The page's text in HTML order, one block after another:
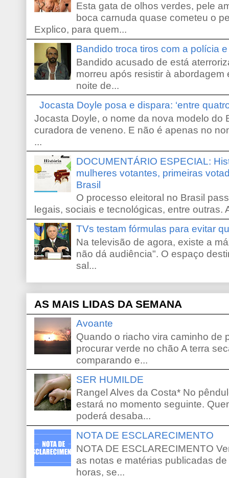
Esta gata de olhos verdes, pele
boca carnuda quase cometeu o
Explico, para quem...
Bandido troca tiros com a polícia
Bandido acusado de está
morreu após resistir à
noite de...
Jocasta Doyle posa e dispara: ‘entre
Jocasta Doyle, o nome da nova modelo do
curadora de veneno. E não é apenas no
...
DOCUMENTÁRIO ESPECIAL:
mulheres votantes, primeiras
Brasil
O processo eleitoral no Brasil
legais, sociais e tecnológicas, entre outras.
TVs testam fórmulas para evitar
Na televisão de agora, existe a
não dá audiência". O espaço
sal...
AS MAIS LIDAS DA SEMANA
Avoante
Quando o riacho vira caminho de
procurar verde no chão A terra
comparando e...
SER HUMILDE
Rangel Alves da Costa* No
estará no momento seguinte.
poderá desaba...
NOTA DE ESCLARECIMENTO
NOTA DE ESCLARECIMENTO
as notas e matérias publicadas
horas, se...